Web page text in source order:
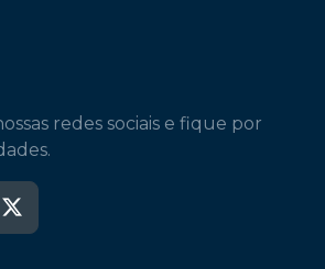
redes sociais e fique por